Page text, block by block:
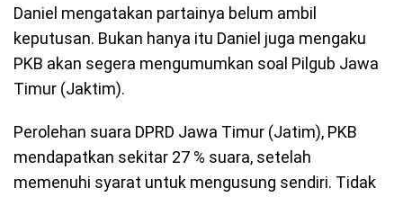
Daniel mengatakan partainya belum ambil
keputusan. Bukan hanya itu Daniel juga mengaku
PKB akan segera mengumumkan soal Pilgub Jawa
Timur (Jaktim).
Perolehan suara DPRD Jawa Timur (Jatim), PKB
mendapatkan sekitar 27 % suara, setelah
memenuhi syarat untuk mengusung sendiri. Tidak